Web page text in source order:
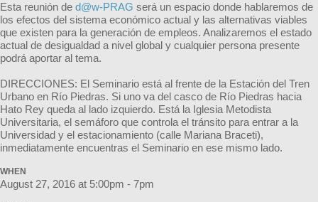
Esta reunión de d@w-PRAG será un espacio donde hablaremos de
los efectos del sistema económico actual y las alternativas viables
que existen para la generación de empleos. Analizaremos el estado
actual de desigualdad a nivel global y cualquier persona presente
podrá aportar al tema.
DIRECCIONES: El Seminario está al frente de la Estación del Tren
Urbano en Río Piedras. Si uno va del casco de Río Piedras hacia
Hato Rey queda al lado izquierdo. Está la Iglesia Metodista
Universitaria, el semáforo que controla el tránsito para entrar a la
Universidad y el estacionamiento (calle Mariana Braceti),
inmediatamente encuentras el Seminario en ese mismo lado.
WHEN
August 27, 2016 at 5:00pm - 7pm